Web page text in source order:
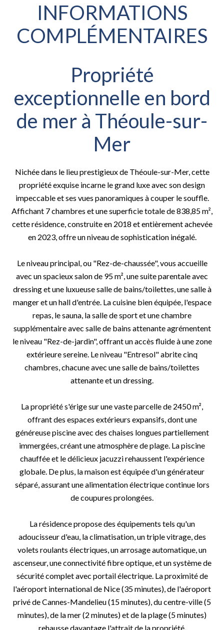
INFORMATIONS
COMPLÉMENTAIRES
Propriété
exceptionnelle en bord
de mer à Théoule-sur-
Mer
Nichée dans le lieu prestigieux de Théoule-sur-Mer, cette
propriété exquise incarne le grand luxe avec son design
impeccable et ses vues panoramiques à couper le souffle.
Affichant 7 chambres et une superficie totale de 838,85 m²,
cette résidence, construite en 2018 et entièrement achevée
en 2023, offre un niveau de sophistication inégalé.
Le niveau principal, ou "Rez-de-chaussée", vous accueille
avec un spacieux salon de 95 m², une suite parentale avec
dressing et une luxueuse salle de bains/toilettes, une salle à
manger et un hall d'entrée. La cuisine bien équipée, l'espace
repas, le sauna, la salle de sport et une chambre
supplémentaire avec salle de bains attenante agrémentent
le niveau "Rez-de-jardin", offrant un accès fluide à une zone
extérieure sereine. Le niveau "Entresol" abrite cinq
chambres, chacune avec une salle de bains/toilettes
attenante et un dressing.
La propriété s'érige sur une vaste parcelle de 2450 m²,
offrant des espaces extérieurs expansifs, dont une
généreuse piscine avec des chaises longues partiellement
immergées, créant une atmosphère de plage. La piscine
chauffée et le délicieux jacuzzi rehaussent l'expérience
globale. De plus, la maison est équipée d'un générateur
séparé, assurant une alimentation électrique continue lors
de coupures prolongées.
La résidence propose des équipements tels qu'un
adoucisseur d'eau, la climatisation, un triple vitrage, des
volets roulants électriques, un arrosage automatique, un
ascenseur, une connectivité fibre optique, et un système de
sécurité complet avec portail électrique. La proximité de
l'aéroport international de Nice (35 minutes), de l'aéroport
privé de Cannes-Mandelieu (15 minutes), du centre-ville (5
minutes), de la mer (2 minutes) et de la plage (5 minutes)
rehausse davantage l'attrait de la propriété.